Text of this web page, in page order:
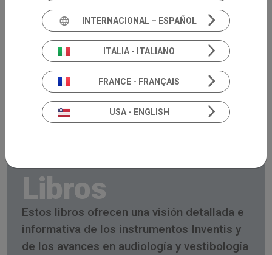
Libros
Estos libros ofrecen una visión detallada e
informativa de los instrumentos Inventis y
de los avances en audiología y vestibología
INTERNACIONAL – ESPAÑOL
ITALIA - ITALIANO
FRANCE - FRANÇAIS
USA - ENGLISH